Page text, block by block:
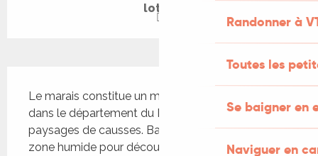
Randonner à
Toutes les
Se baigner en
Naviguer en
lot.fr
Le marais constitue un milieu naturel atypique
dans le département du Lot, qui s’identifie par ses
paysages de causses. Balade au cœur de cette
zone humide pour découvrir ses richesses